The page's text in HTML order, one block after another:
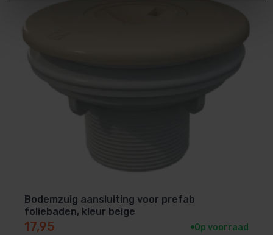
Bodemzuig aansluiting voor prefab
foliebaden, kleur beige
17,95 Op voorraad